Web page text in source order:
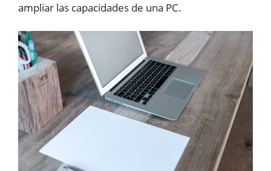
ampliar las capacidades de una PC.